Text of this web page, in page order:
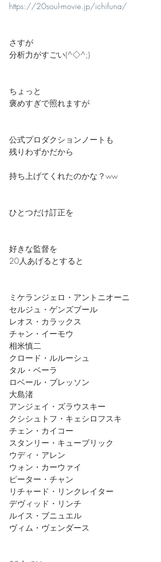
https://20soul-movie.jp/ichifuna/
さすが
分析力がすごい(^◇^;)
ちょっと
褒めすぎで照れますが
公式プロダクションノートも
残りわずかだから
持ち上げてくれたのかな？ww
ひとつだけ訂正を
好きな監督を
20人あげるとすると
ミケランジェロ・アントニオーニ
セルジュ・ゲンズブール
レオス・カラックス
チャン・イーモウ
相米慎二
クロード・ルルーシュ
タル・ベーラ
ロベール・ブレッソン
大島渚
アンジェイ・ズラウスキー
クシシュトフ・キェシロフスキ
チェン・カイコー
スタンリー・キューブリック
ウディ・アレン
ウォン・カーウァイ
ピーター・チャン
リチャード・リンクレイター
デヴィッド・リンチ
ルイス・ブニュエル
ヴィム・ヴェンダース